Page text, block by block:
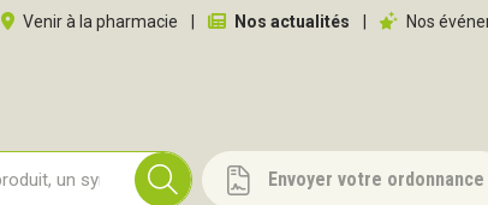
Venir à la pharmacie Nos actualités Nos
Envoyer votre ordonnance